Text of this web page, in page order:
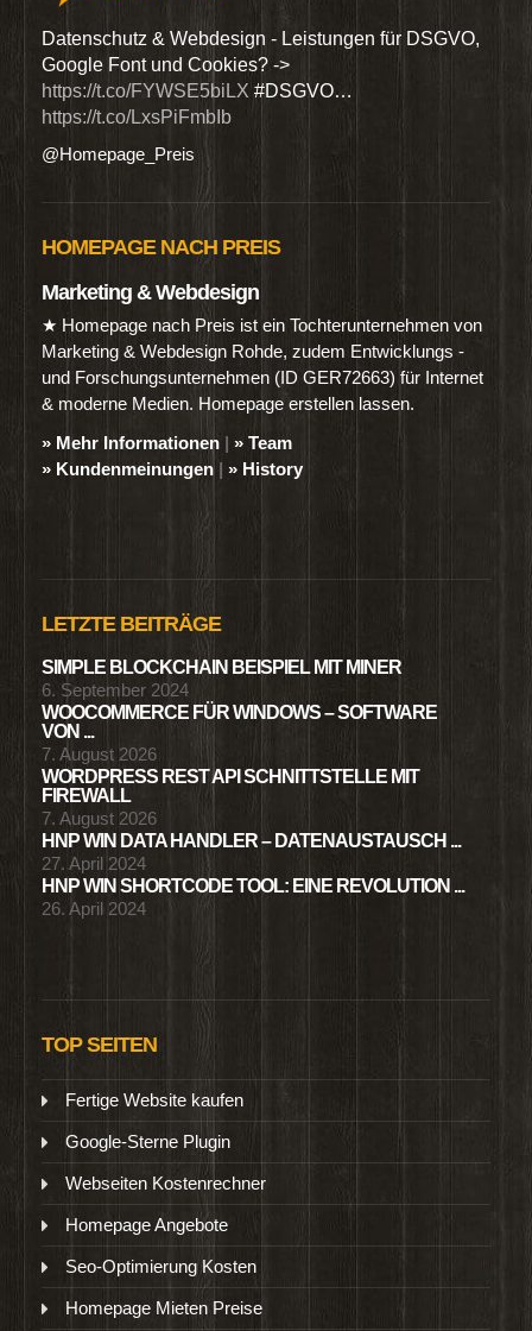
Datenschutz & Webdesign - Leistungen für DSGVO,
Google Font und Cookies? ->
https://t.co/FYWSE5biLX #DSGVO…
https://t.co/LxsPiFmbIb
@Homepage_Preis
HOMEPAGE NACH PREIS
Marketing & Webdesign
★ Homepage nach Preis ist ein Tochterunternehmen von
Marketing & Webdesign Rohde, zudem Entwicklungs -
und Forschungsunternehmen (ID GER72663) für Internet
& moderne Medien. Homepage erstellen lassen.
» Mehr Informationen | » Team
» Kundenmeinungen | » History
LETZTE BEITRÄGE
SIMPLE BLOCKCHAIN BEISPIEL MIT MINER
6. September 2024
WOOCOMMERCE FÜR WINDOWS – SOFTWARE
VON ...
7. August 2026
WORDPRESS REST API SCHNITTSTELLE MIT
FIREWALL
7. August 2026
HNP WIN DATA HANDLER – DATENAUSTAUSCH ...
27. April 2024
HNP WIN SHORTCODE TOOL: EINE REVOLUTION ...
26. April 2024
TOP SEITEN
Fertige Website kaufen
Google-Sterne Plugin
Webseiten Kostenrechner
Homepage Angebote
Seo-Optimierung Kosten
Homepage Mieten Preise